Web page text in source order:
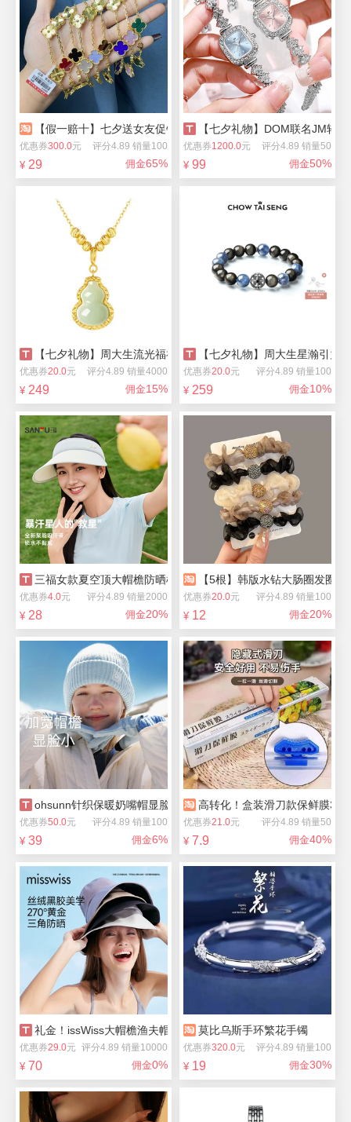
【假一赔十】七夕送女友促销四叶草手链项链
优惠券300.0元 评分4.89 销量100
¥ 29 佣金65%
【七夕礼物】DOM联名JM轻
优惠券1200.0元 评分4.89 销量50
¥ 99 佣金50%
【七夕礼物】周大生流光福禄和田玉葫芦项链
优惠券20.0元 评分4.89 销量4000
¥ 249 佣金15%
【七夕礼物】周大生星瀚引力
优惠券20.0元 评分4.89 销量100
¥ 259 佣金10%
三福女款夏空顶大帽檐防晒棒球帽
优惠券4.0元 评分4.89 销量2000
¥ 28 佣金20%
【5根】韩版水钻大肠圈发圈
优惠券20.0元 评分4.89 销量100
¥ 12 佣金20%
ohsunn针织保暖奶嘴帽显脸小
优惠券50.0元 评分4.89 销量100
¥ 39 佣金6%
高转化！盒装滑刀款保鲜膜30
优惠券21.0元 评分4.89 销量50
¥ 7.9 佣金40%
礼金！issWiss大帽檐渔夫帽
优惠券29.0元 评分4.89 销量10000
¥ 70 佣金0%
莫比乌斯手环繁花手镯
优惠券320.0元 评分4.89 销量100
¥ 19 佣金30%